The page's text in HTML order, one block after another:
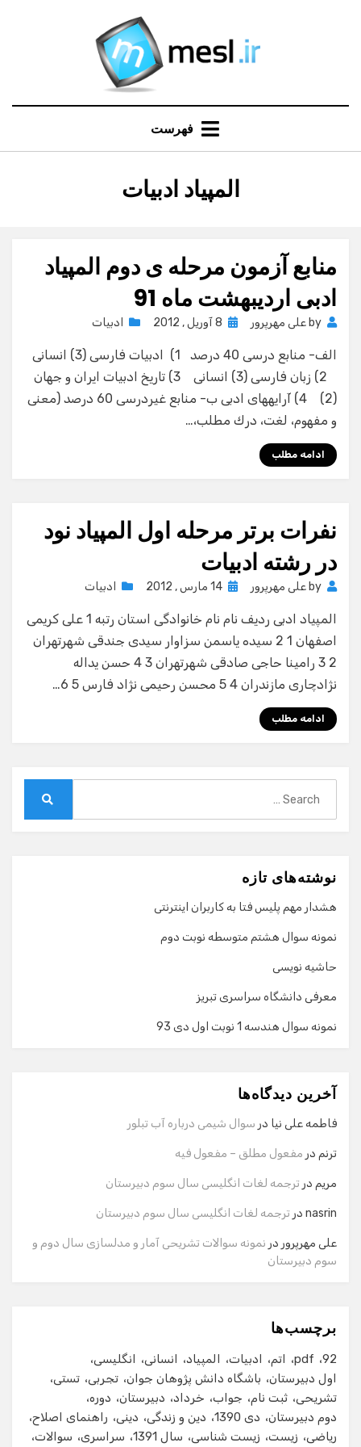
فهرست
برچسب
:
المپیاد ادبیات
منابع آزمون مرحله ی دوم المپیاد
ادبی اردیبهشت ماه 91
by علی مهرپرور
Posted
8 آوریل , 2012 ادبیات
الف- منابع درسی 40 درصد 1) ادبیات فارسی (3) انسانی
2) زبان فارسی (3) انسانی 3) تاریخ ادبیات ایران و جهان
(2) 4) آرایه­های ادبی ب- منابع غیردرسی 60 درصد (معنی
و مفهوم، لغت، درك مطلب،…
ادامه مطلب
نفرات برتر مرحله اول المپیاد نود
در رشته ادبیات
by علی مهرپرور
Posted
14 مارس , 2012 ادبیات
المپیاد ادبی ردیف نام نام خانوادگی استان رتبه 1 علی كریمی
اصفهان 1 2 سیده یاسمن سزاوار سیدی جندقی شهرتهران
2 3 رامینا حاجی صادقی شهرتهران 3 4 حسن یداله
نژادچاری مازندران 4 5 محسن رحیمی نژاد فارس 5 6…
ادامه مطلب
نوشته‌های تازه
هشدار مهم پلیس فتا به کاربران اینترنتی
نمونه سوال هشتم متوسطه نوبت دوم
حاشیه نویسی
معرفی دانشگاه سراسری تبریز
نمونه سوال هندسه 1 نوبت اول دی 93
آخرین دیدگاه‌ها
فاطمه علی نیا در سوال شیمی درباره آب تبلور
ترنم در مفعول مطلق – مفعول فیه
مریم در ترجمه لغات انگلیسی سال سوم دبیرستان
nasrin در ترجمه لغات انگلیسی سال سوم دبیرستان
علی مهرپرور در نمونه سوالات تشریحی آمار و مدلسازی سال دوم و
سوم دبیرستان
برچسب‌ها
92
pdf اتم ادبیات المپیاد انسانی
انگلیسی
اول دبیرستان
باشگاه دانش پژوهان جوان تجربی تستی
تشریحی ثبت نام جواب خرداد دبیرستان
دوره
دوم دبیرستان
دی 1390 دین و زندگی دینی
راهنمای اصلاح
ریاضی
زیست زیست شناسی سال 1391 سراسری سوالات
گفت‌وگو با دستیار هوشمند
سلام! برای شروع گفت‌وگو لطفاً شماره تماس یا ایمیل خود را
وارد کنید.
ایمیل